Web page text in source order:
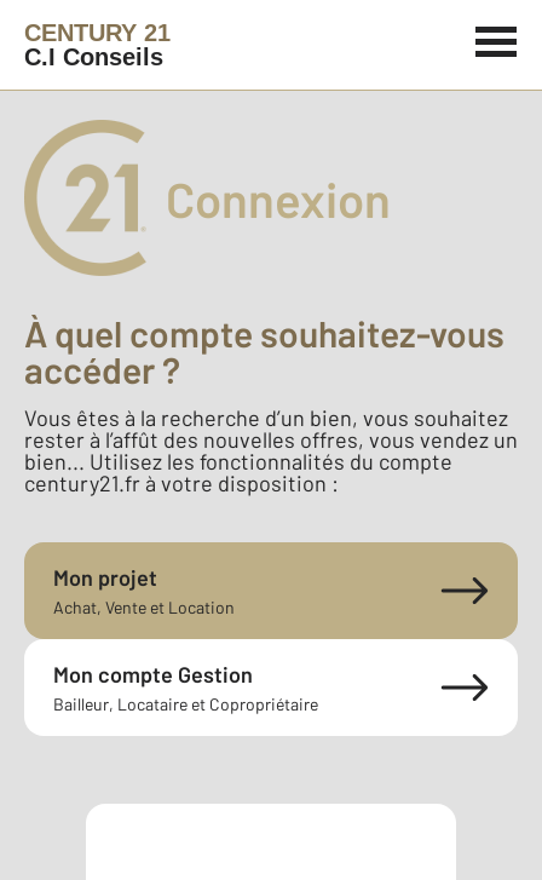
CENTURY 21
C.I Conseils
Connexion
À quel compte souhaitez-vous
accéder ?
Vous êtes à la recherche d’un bien, vous souhaitez
rester à l’affût des nouvelles offres, vous vendez un
bien... Utilisez les fonctionnalités du compte
century21.fr à votre disposition :
Mon projet
Achat, Vente et Location
Mon compte Gestion
Bailleur, Locataire et Copropriétaire